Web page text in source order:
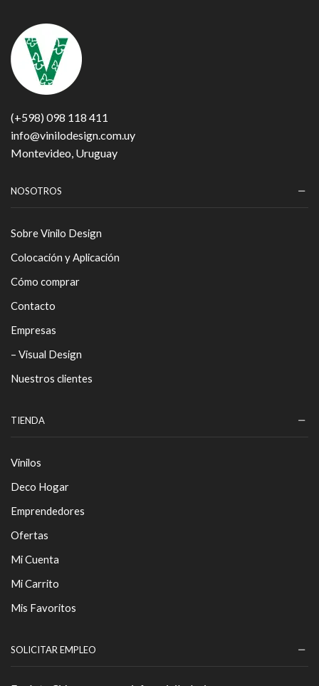
(+598) 098 118 411
info@vinilodesign.com.uy
Montevideo, Uruguay
NOSOTROS
Sobre Vinilo Design
Colocación y Aplicación
Cómo comprar
Contacto
Empresas
– Visual Design
Nuestros clientes
TIENDA
Vinilos
Deco Hogar
Emprendedores
Ofertas
Mi Cuenta
Mi Carrito
Mis Favoritos
SOLICITAR EMPLEO